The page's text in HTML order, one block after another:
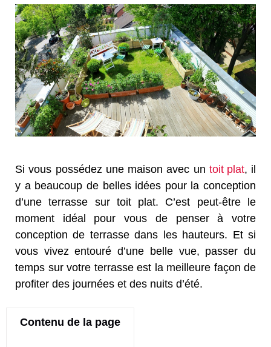
Si vous possédez une maison avec un toit plat, il
y a beaucoup de belles idées pour la conception
d’une terrasse sur toit plat. C’est peut-être le
moment idéal pour vous de penser à votre
conception de terrasse dans les hauteurs. Et si
vous vivez entouré d’une belle vue, passer du
temps sur votre terrasse est la meilleure façon de
profiter des journées et des nuits d’été.
Contenu de la page